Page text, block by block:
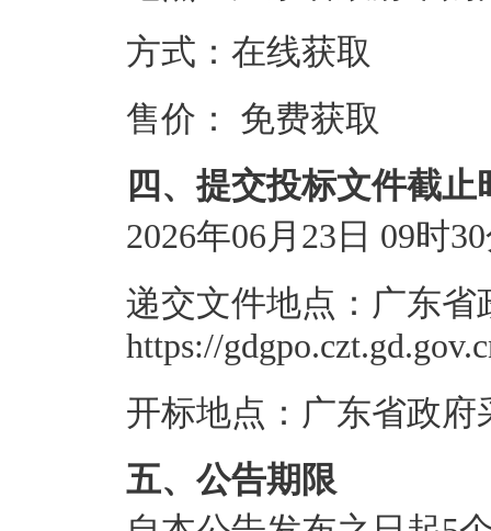
方式： 在线获取
售价：
免费获取
四、提交投标文件截
2026年06月23日 09时
递交文件地点： 广东省
https://
开标地点： 广东省政府
五、公告期限